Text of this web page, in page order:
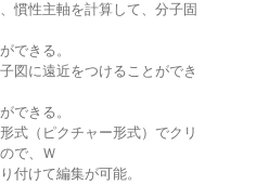
慣性主軸を計算して、分子固
できる。
図に遠近をつけることができ
できる。
式（ピクチャー形式）でクリ
で、Ｗ
付けて編集が可能。